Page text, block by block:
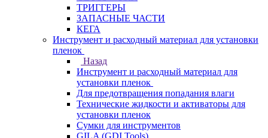
ТРИГГЕРЫ
ЗАПАСНЫЕ ЧАСТИ
КЕГА
Инструмент и расходный материал для установки
пленок
Назад
Инструмент и расходный материал для
установки пленок
Для предотвращения попадания влаги
Технические жидкости и активаторы для
установки пленок
Сумки для инструментов
GILA (GDI Tools)